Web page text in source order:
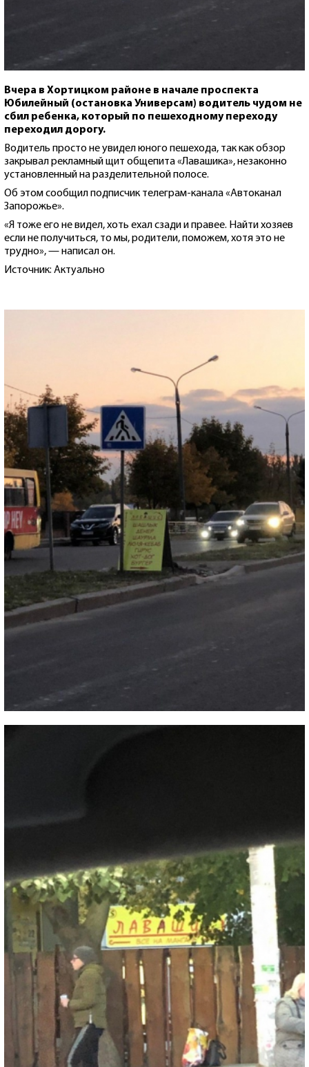
Вчера в Хортицком районе в начале проспекта
Юбилейный (остановка Универсам) водитель чудом не
сбил ребенка, который по пешеходному переходу
переходил дорогу.
Водитель просто не увидел юного пешехода, так как обзор
закрывал рекламный щит общепита «Лавашика», незаконно
установленный на разделительной полосе.
Об этом сообщил подписчик телеграм-канала «Автоканал
Запорожье».
«Я тоже его не видел, хоть ехал сзади и правее. Найти хозяев
если не получиться, то мы, родители, поможем, хотя это не
трудно», — написал он.
Источник: Актуально